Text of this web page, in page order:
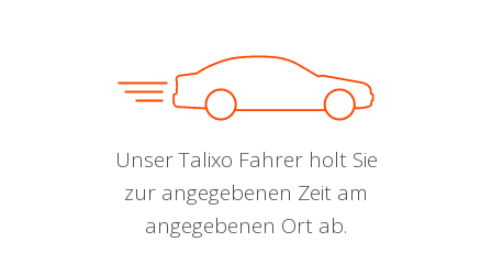
Unser Talixo Fahrer holt Sie
zur angegebenen Zeit am
angegebenen Ort ab.